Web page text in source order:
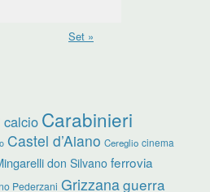
Set »
calcio Carabinieri
Castel d’Aiano Cereglio cinema
don Silvano ferrovia
Pederzani Grizzanaguerra